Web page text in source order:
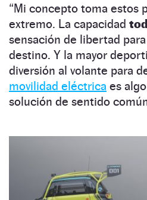
“Mi concepto toma estos
extremo. La capacidad
sensación de libertad
destino. Y la mayor
diversión al volante para
movilidad eléctrica es
solución de sentido